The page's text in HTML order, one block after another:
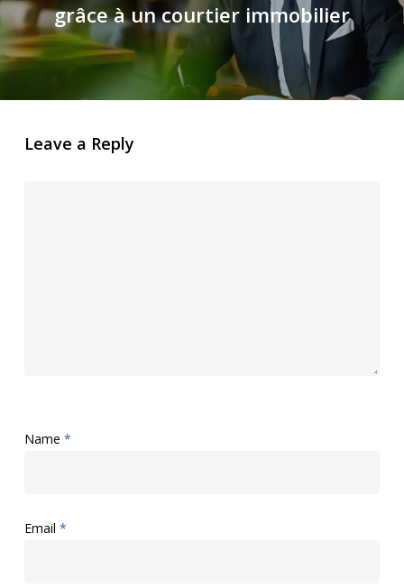
grâce à un courtier immobilier
Leave a Reply
Name *
Email *